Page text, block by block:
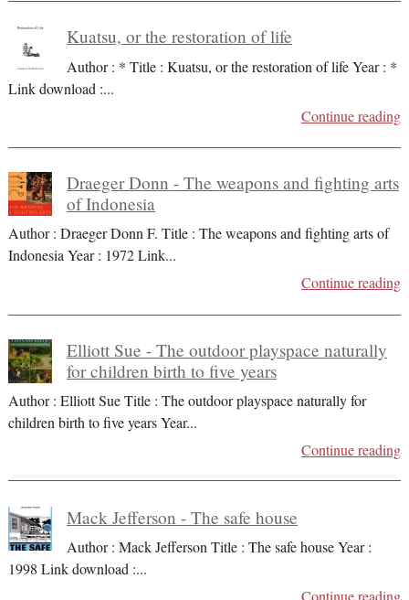
Kuatsu, or the restoration of life
Author : * Title : Kuatsu, or the restoration of life Year : *
Link download :...
Continue reading
Draeger Donn - The weapons and fighting arts
of Indonesia
Author : Draeger Donn F. Title : The weapons and fighting arts of
Indonesia Year : 1972 Link...
Continue reading
Elliott Sue - The outdoor playspace naturally
for children birth to five years
Author : Elliott Sue Title : The outdoor playspace naturally for
children birth to five years Year...
Continue reading
Mack Jefferson - The safe house
Author : Mack Jefferson Title : The safe house Year :
1998 Link download :...